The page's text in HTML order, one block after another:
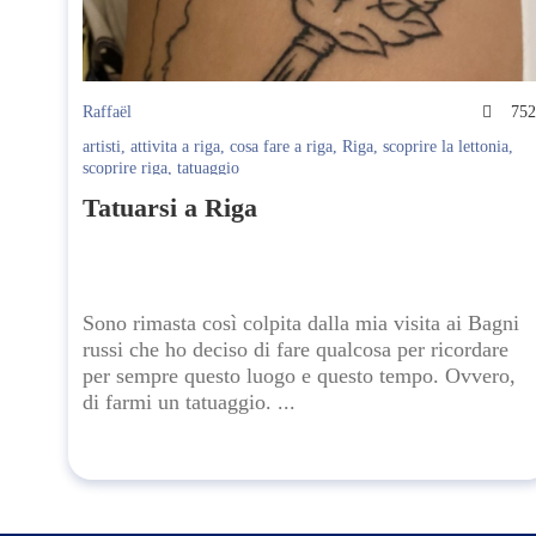
Raffaël
752
artisti, attivita a riga, cosa fare a riga, Riga, scoprire la lettonia,
scoprire riga, tatuaggio
Tatuarsi a Riga
Sono rimasta così colpita dalla mia visita ai Bagni
russi che ho deciso di fare qualcosa per ricordare
per sempre questo luogo e questo tempo. Ovvero,
di farmi un tatuaggio. ...